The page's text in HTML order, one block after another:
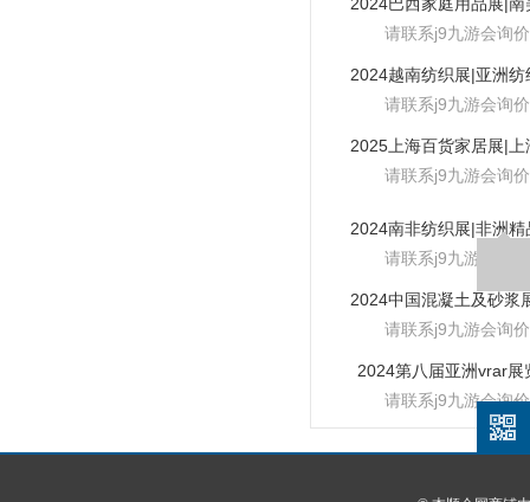
请联系j9九游会询价
请联系j9九游会询价
请联系j9九游会询价
请联系j9九游会询价
请联系j9九游会询价
2024第八届亚洲vrar展
请联系j9九游会询价